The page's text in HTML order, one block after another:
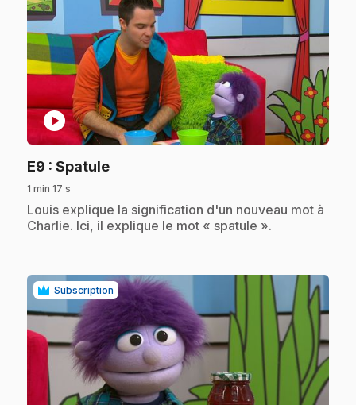
play_circle
E9 : Spatule.
1 min 17 s
.Louis explique la signification d'un nouveau mot à
Charlie. Ici, il explique le mot « spatule ».
Subscription